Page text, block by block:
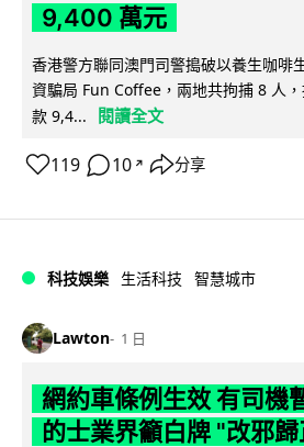
9,400 萬元
香港警方聯同澳門司警搗破以養生咖啡
資騙局 Fun Coffee，兩地共拘捕 8 人
款 9,4...
閱讀全文
119 10 ↗ 分享
科技娛樂 生活科技 智慧城市
Lawton 1 日
網約車條例生效 有司機
的士業界籲白牌 "改邪